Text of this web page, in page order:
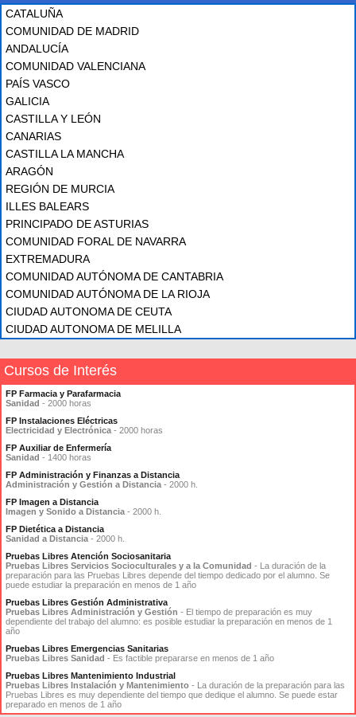
CATALUÑA
COMUNIDAD DE MADRID
ANDALUCÍA
COMUNIDAD VALENCIANA
PAÍS VASCO
GALICIA
CASTILLA Y LEÓN
CANARIAS
CASTILLA LA MANCHA
ARAGÓN
REGIÓN DE MURCIA
ILLES BALEARS
PRINCIPADO DE ASTURIAS
COMUNIDAD FORAL DE NAVARRA
EXTREMADURA
COMUNIDAD AUTÓNOMA DE CANTABRIA
COMUNIDAD AUTÓNOMA DE LA RIOJA
CIUDAD AUTONOMA DE CEUTA
CIUDAD AUTONOMA DE MELILLA
Cursos de Interés
FP Farmacia y Parafarmacia
Sanidad - 2000 horas
FP Instalaciones Eléctricas
Electricidad y Electrónica - 2000 horas
FP Auxiliar de Enfermería
Sanidad - 1400 horas
FP Administración y Finanzas a Distancia
Administración y Gestión a Distancia - 2000 h.
FP Imagen a Distancia
Imagen y Sonido a Distancia - 2000 h.
FP Dietética a Distancia
Sanidad a Distancia - 2000 h.
Pruebas Libres Atención Sociosanitaria
Pruebas Libres Servicios Socioculturales y a la Comunidad - La duración de la
preparación para las Pruebas Libres depende del tiempo dedicado por el alumno. Se
puede estudiar la preparación en menos de 1 año
Pruebas Libres Gestión Administrativa
Pruebas Libres Administración y Gestión - El tiempo de preparación es muy
dependiente del trabajo del alumno: es posible estudiar la preparación en menos de 1
año
Pruebas Libres Emergencias Sanitarias
Pruebas Libres Sanidad - Es factible prepararse en menos de 1 año
Pruebas Libres Mantenimiento Industrial
Pruebas Libres Instalación y Mantenimiento - La duración de la preparación para las
Pruebas Libres es muy dependiente del tiempo que dedique el alumno. Se puede estar
preparado en menos de 1 año